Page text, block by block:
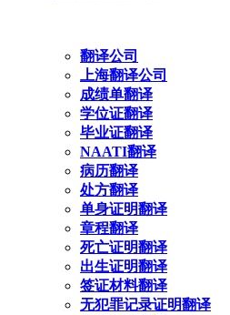
翻译公司
上海翻译公司
成绩单翻译
学位证翻译
毕业证翻译
NAATI翻译
病历翻译
处方翻译
单身证明翻译
章程翻译
死亡证明翻译
出生证明翻译
签证材料翻译
无犯罪记录证明翻译